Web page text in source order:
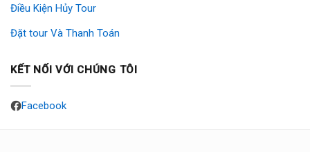
Điều Kiện Hủy Tour
Đặt tour Và Thanh Toán
KẾT NỐI VỚI CHÚNG TÔI
Facebook